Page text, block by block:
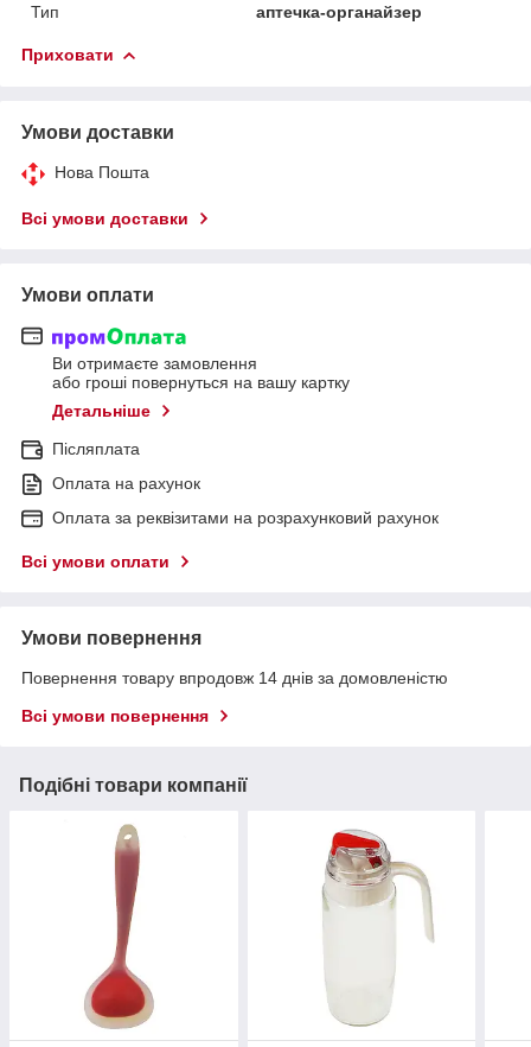
Тип аптечка-органайзер
Приховати
Умови доставки
Нова Пошта
Всі умови доставки
Умови оплати
Ви отримаєте замовлення
або гроші повернуться на вашу картку
Детальніше
Післяплата
Оплата на рахунок
Оплата за реквізитами на розрахунковий рахунок
Всі умови оплати
Умови повернення
Повернення товару впродовж 14 днів за домовленістю
Всі умови повернення
Подібні товари компанії